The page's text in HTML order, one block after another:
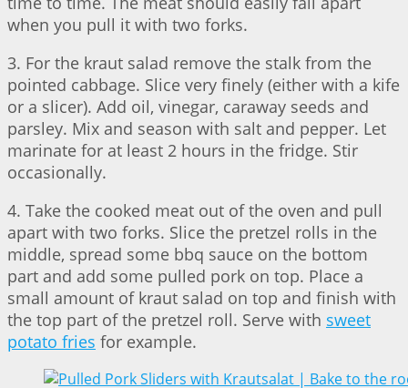
when you pull it with two forks.
3. For the kraut salad remove the stalk from the
pointed cabbage. Slice very finely (either with a kife
or a slicer). Add oil, vinegar, caraway seeds and
parsley. Mix and season with salt and pepper. Let
marinate for at least 2 hours in the fridge. Stir
occasionally.
4. Take the cooked meat out of the oven and pull
apart with two forks. Slice the pretzel rolls in the
middle, spread some bbq sauce on the bottom
part and add some pulled pork on top. Place a
small amount of kraut salad on top and finish with
the top part of the pretzel roll. Serve with sweet
potato fries for example.